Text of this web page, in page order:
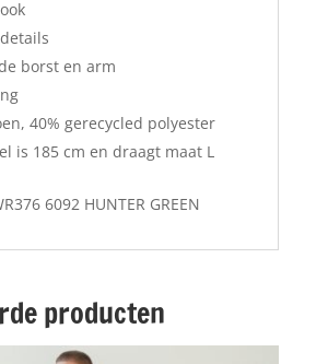
borst en arm
40% gerecycled polyester
is 185 cm en draagt maat L
6092 HUNTER GREEN
producten